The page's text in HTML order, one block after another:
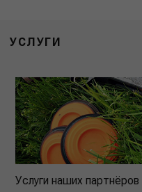
УСЛУГИ
Услуги наших партнёров